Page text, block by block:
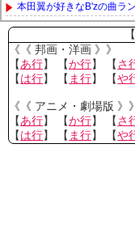
本田翼が好きなB'zの曲ラ
Powered by livedoor 相互RSS
《《 邦画・洋画 》》
【あ行】 【か行】 【さ
【は行】 【 ま行】 【や
《《 アニメ・劇場版 》》
【あ行】 【か行】 【さ
【は行】 【 ま行】 【や